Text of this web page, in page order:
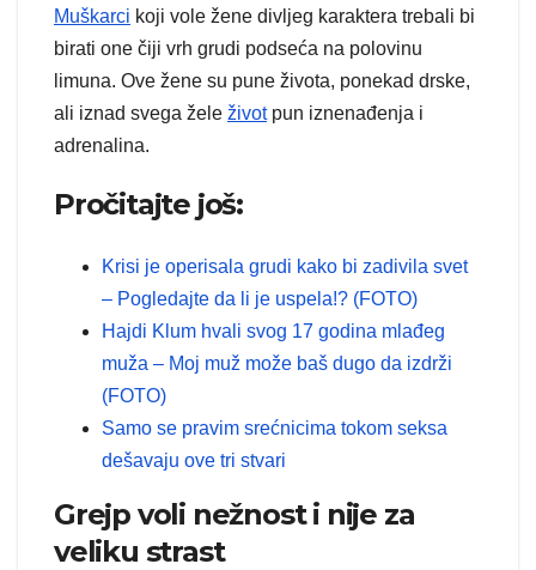
Muškarci koji vole žene divljeg karaktera trebali bi
birati one čiji vrh grudi podseća na polovinu
limuna. Ove žene su pune života, ponekad drske,
ali iznad svega žele životpun iznenađenja i
adrenalina.
Pročitajte još:
Krisi je operisala grudi kako bi zadivila svet
– Pogledajte da li je uspela!? (FOTO)
Hajdi Klum hvali svog 17 godina mlađeg
muža – Moj muž može baš dugo da izdrži
(FOTO)
Samo se pravim srećnicima tokom seksa
dešavaju ove tri stvari
Grejp voli nežnost i nije za
veliku strast